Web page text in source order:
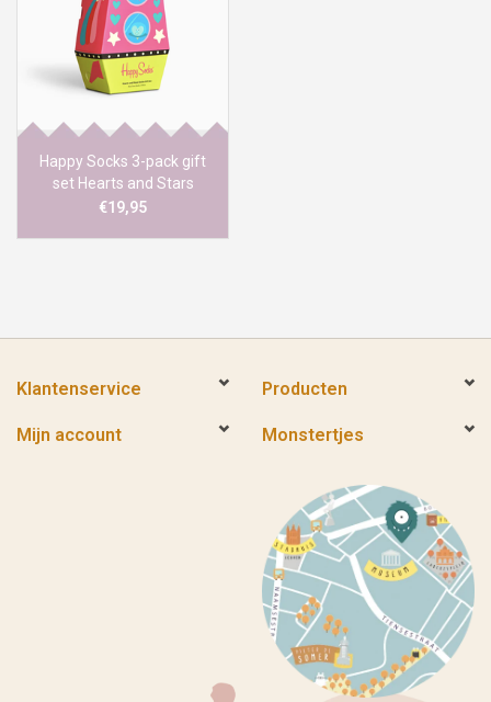
Happy Socks 3-pack gift
set Hearts and Stars
€19,95
Klantenservice Producten
Mijn account Monstertjes